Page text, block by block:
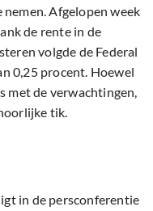
Afgelopen week
de rente in de
volgde de Federal
0,25 procent. Hoewel
met de verwachtingen,
tik.
in de persconferentie